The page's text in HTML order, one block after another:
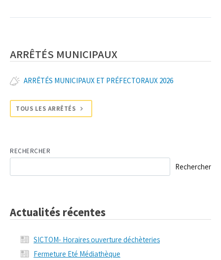
ARRÊTÉS MUNICIPAUX
ARRÊTÉS MUNICIPAUX ET PRÉFECTORAUX 2026
TOUS LES ARRÊTÉS
RECHERCHER
Rechercher
Actualités récentes
SICTOM- Horaires ouverture déchèteries
Fermeture Eté Médiathèque